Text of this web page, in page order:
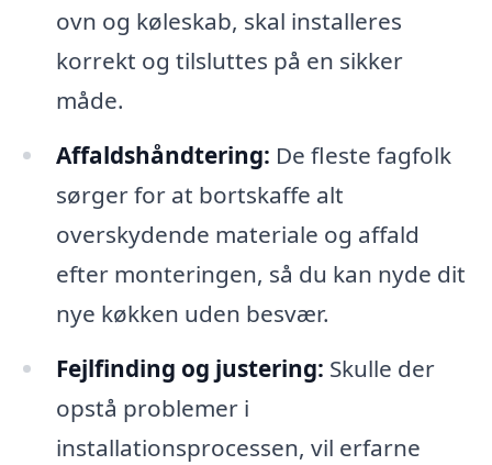
ovn og køleskab, skal installeres
korrekt og tilsluttes på en sikker
måde.
Affaldshåndtering: De fleste fagfolk
sørger for at bortskaffe alt
overskydende materiale og affald
efter monteringen, så du kan nyde dit
nye køkken uden besvær.
Fejlfinding og justering: Skulle der
opstå problemer i
installationsprocessen, vil erfarne